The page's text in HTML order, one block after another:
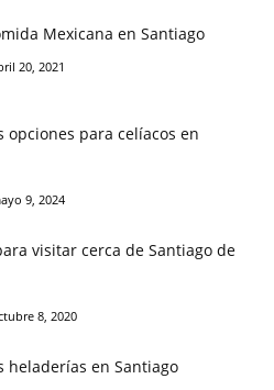
Mexicana en Santiago
20, 2021
opciones para celíacos en
9, 2024
visitar cerca de Santiago de
8, 2020
heladerías en Santiago